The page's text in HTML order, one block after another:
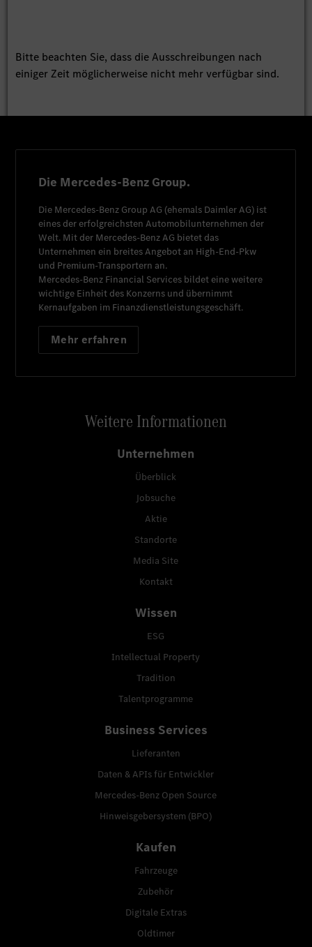
Bitte beachten Sie, dass die Ausschreibungen nach
einiger Zeit möglicherweise nicht mehr verfügbar sind.
Die Mercedes-Benz Group.
Die Mercedes-Benz Group AG (ehemals Daimler AG) ist
eines der erfolgreichsten Automobilunternehmen der
Welt. Mit der Mercedes-Benz AG bietet das
Unternehmen ein breites Angebot an High-End-Pkw
und Premium-Transportern an.
Mercedes-Benz Financial Services bildet eine weitere
wichtige Einheit des Konzerns und übernimmt
Kernaufgaben im Finanzdienstleistungsgeschäft.
Mehr erfahren
Weitere Informationen
Unternehmen
Überblick
Jobsuche
Aktie
Standorte
Media Site
Kontakt
Wissen
ESG
Intellectual Property
Tradition
Talentprogramme
Business Services
Lieferanten
Daten & APIs für Entwickler
Mercedes-Benz Open Source
Hinweisgebersystem (BPO)
Kaufen
Fahrzeuge
Zubehör
Digitale Extras
Oldtimer